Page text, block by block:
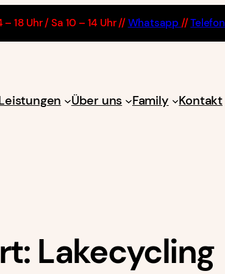
18 Uhr / Sa 10 – 14 Uhr //Whatsapp //Telefon
Über uns Family Kontakt
Lakecycling